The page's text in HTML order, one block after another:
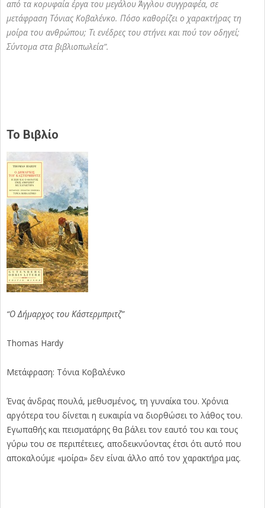
από τα κορυφαία έργα του μεγάλου Άγγλου συγγραφέα, σε
μετάφραση Τόνιας Κοβαλένκο. Πόσο καθορίζει ο χαρακτήρας τη
μοίρα του ανθρώπου; Τι ενέδρες του στήνει και πού τον οδηγεί;
Σύντομα στα βιβλιοπωλεία”.
Το Βιβλίο
“Ο Δήμαρχος του Κάστερμπριτζ”
Thomas Hardy
Μετάφραση: Τόνια Κοβαλένκο
Ένας άνδρας πουλά, μεθυσμένος, τη γυναίκα του. Χρόνια
αργότερα του δίνεται η ευκαιρία να διορθώσει το λάθος του.
Εγωπαθής και πεισματάρης θα βάλει τον εαυτό του και τους
γύρω του σε περιπέτειες, αποδεικνύοντας έτσι ότι αυτό που
αποκαλούμε «μοίρα» δεν είναι άλλο από τον χαρακτήρα μας.